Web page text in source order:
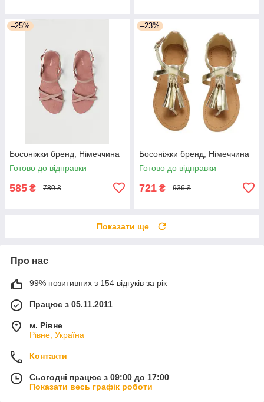
–25%
Босоніжки бренд, Німеччина
Готово до відправки
585 ₴ 780 ₴
–23%
Босоніжки бренд, Німеччина
Готово до відправки
721 ₴ 936 ₴
Показати ще
Про нас
99% позитивних з 154 відгуків за рік
Працює з 05.11.2011
м. Рівне
Рівне, Україна
Контакти
Сьогодні працює з 09:00 до 17:00
Показати весь графік роботи